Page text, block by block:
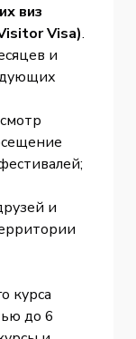
виз
Visa).
и
и
курса
до 6